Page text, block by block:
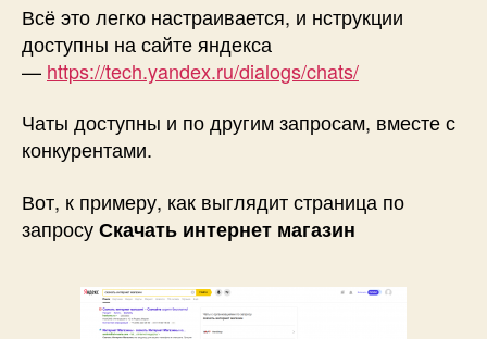
Всё это легко настраивается, и нструкции
доступны на сайте яндекса
— https://tech.yandex.ru/dialogs/chats/
Чаты доступны и по другим запросам, вместе с
конкурентами.
Вот, к примеру, как выглядит страница по
запросуСкачать интернет магазин